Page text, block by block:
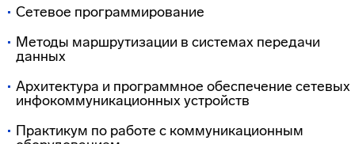
Сетевое программирование
Методы маршрутизации в системах передачи
данных
Архитектура и программное обеспечение сетевых
инфокоммуникационных устройств
Практикум по работе с коммуникационным